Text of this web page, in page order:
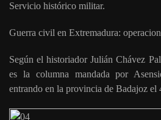
Servicio histórico militar.
Guerra civil en Extremadura:
Según el historiador Julián Chávez
es la columna mandada por
entrando en la provincia de Badajoz el